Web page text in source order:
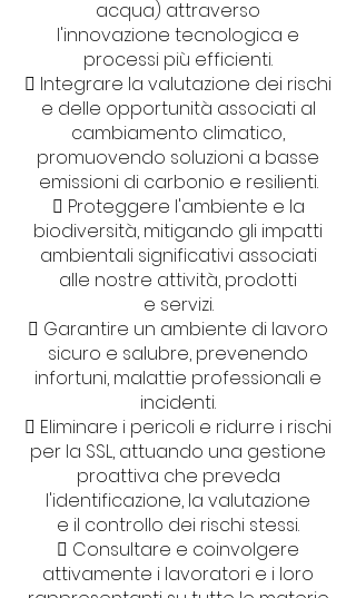
acqua) attraverso
l'innovazione tecnologica e
processi più efficienti.
 Integrare la valutazione dei rischi
e delle opportunità associati al
cambiamento climatico,
promuovendo soluzioni a basse
emissioni di carbonio e resilienti.
 Proteggere l'ambiente e la
biodiversità, mitigando gli impatti
ambientali significativi associati
alle nostre attività, prodotti
e servizi.
 Garantire un ambiente di lavoro
sicuro e salubre, prevenendo
infortuni, malattie professionali e
incidenti.
 Eliminare i pericoli e ridurre i rischi
per la SSL, attuando una gestione
proattiva che preveda
l'identificazione, la valutazione
e il controllo dei rischi stessi.
 Consultare e coinvolgere
attivamente i lavoratori e i loro